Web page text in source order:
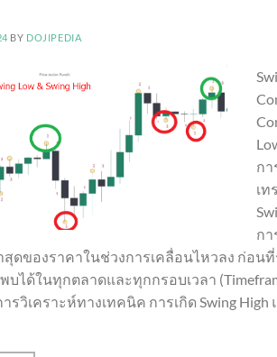
BY DOJIPEDIA
กา
เท
ก
สุดของราคาในช่วงการเคลื่อนไหวลง ก่อน
บได้ในทุกตลาดและทุกกรอบเวลา
วิเคราะห์ทางเทคนิค การเกิด Swing High